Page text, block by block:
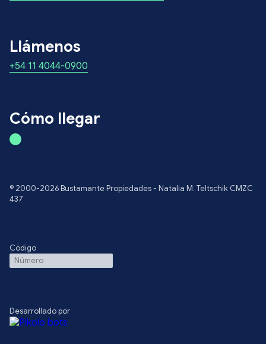
Llámenos
+54 11 4044-0900
Cómo llegar
© 2000-2026 Bustamante Propiedades - Natalia M. Teltschik CMZC
437
Código
Desarrollado por